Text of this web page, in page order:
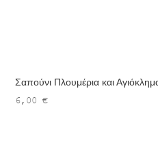
Σαπούνι Πλουμέρια και
6,00€